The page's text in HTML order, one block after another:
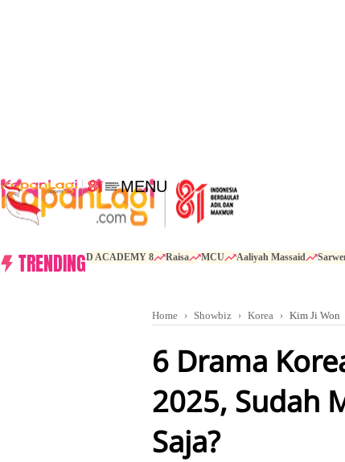
MENU
TRENDINGD ACADEMY 8 Raisa MCU Aaliyah Massaid
Home Showbiz Korea Kim Ji Won
6 Drama
2025, Sudah
Saja?